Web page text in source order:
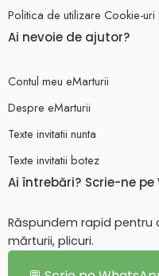
Politica de utilizare Cookie-uri
Ai nevoie de ajutor?
Contul meu eMarturii
Despre eMarturii
Texte invitatii nunta
Texte invitatii botez
Ai întrebări? Scrie-ne
Răspundem rapid pentru
mărturii, plicuri.